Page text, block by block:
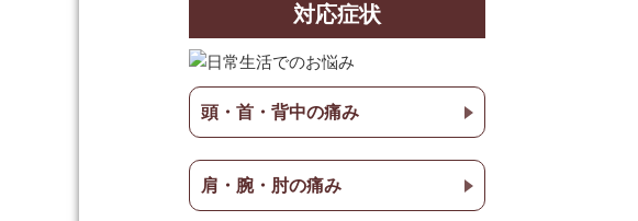
対応症状
頭・首・背中の痛み
肩・腕・肘の痛み